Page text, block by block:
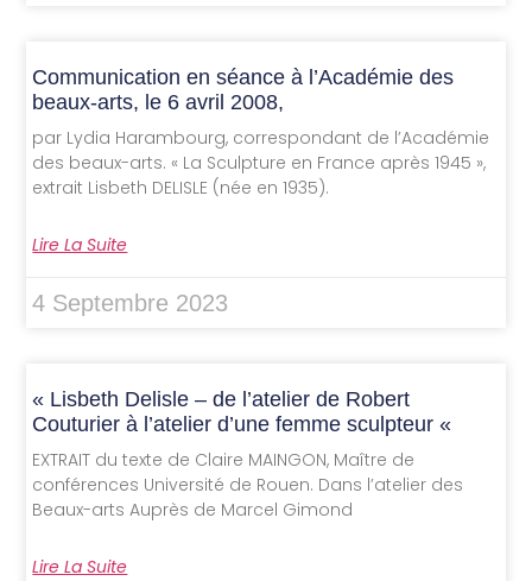
Communication en séance à l’Académie des
beaux-arts, le 6 avril 2008,
par Lydia Harambourg, correspondant de l’Académie
des beaux-arts. « La Sculpture en France après 1945 »,
extrait Lisbeth DELISLE (née en 1935).
Lire La Suite
4 Septembre 2023
« Lisbeth Delisle – de l’atelier de Robert
Couturier à l’atelier d’une femme sculpteur «
EXTRAIT du texte de Claire MAINGON, Maître de
conférences Université de Rouen. Dans l’atelier des
Beaux-arts Auprès de Marcel Gimond
Lire La Suite